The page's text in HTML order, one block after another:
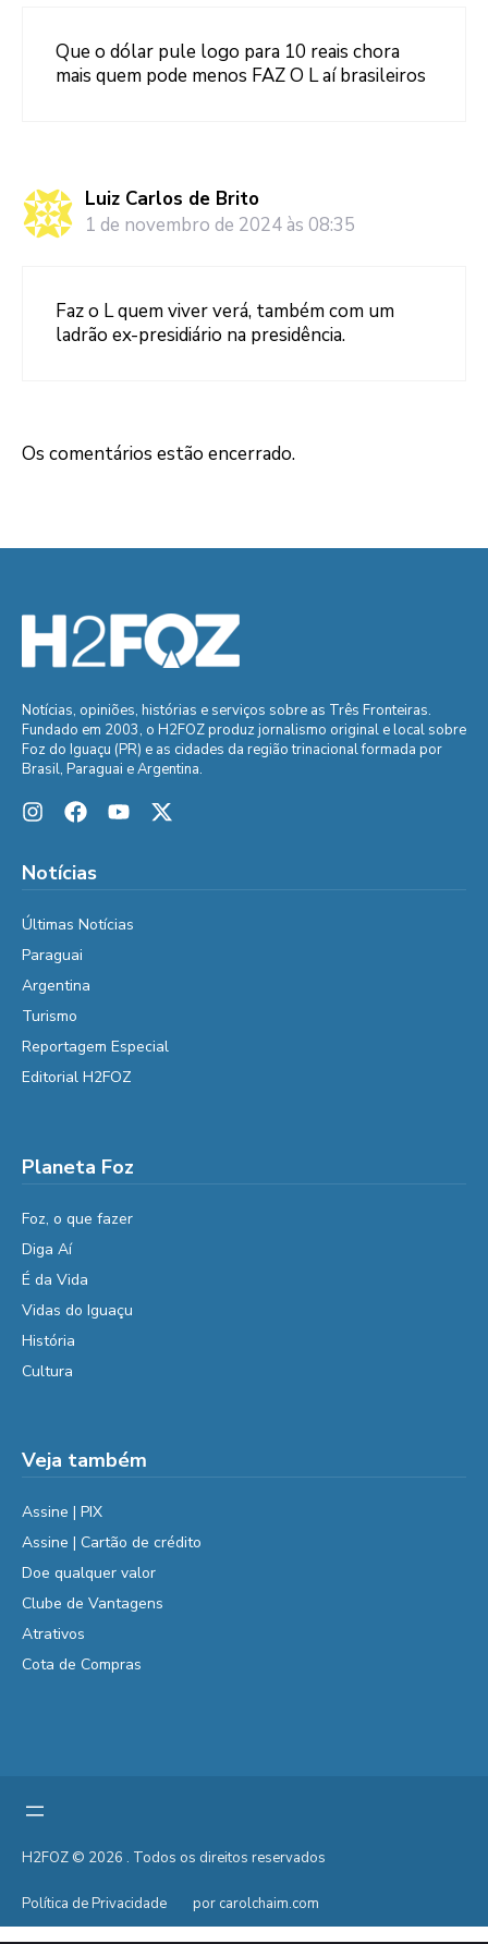
Que o dólar pule logo para 10 reais chora
mais quem pode menos FAZ O L aí brasileiros
Luiz Carlos de Brito
1 de novembro de 2024 às 08:35
Faz o L quem viver verá, também com um
ladrão ex-presidiário na presidência.
Os comentários estão encerrado.
Notícias, opiniões, histórias e serviços sobre as Três Fronteiras.
Fundado em 2003, o H2FOZ produz jornalismo original e local sobre
Foz do Iguaçu (PR) e as cidades da região trinacional formada por
Brasil, Paraguai e Argentina.
Notícias
Últimas Notícias
Paraguai
Argentina
Turismo
Reportagem Especial
Editorial H2FOZ
Planeta Foz
Foz, o que fazer
Diga Aí
É da Vida
Vidas do Iguaçu
História
Cultura
Veja também
Assine | PIX
Assine | Cartão de crédito
Doe qualquer valor
Clube de Vantagens
Atrativos
Cota de Compras
H2FOZ © 2026 . Todos os direitos reservados
Política de Privacidade por carolchaim.com